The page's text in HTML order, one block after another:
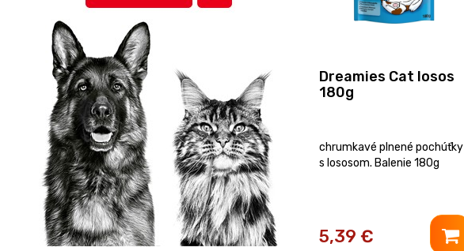
Dreamies Cat losos
180g
chrumkavé plnené pochúťky
s lososom. Balenie 180g
5,39 €